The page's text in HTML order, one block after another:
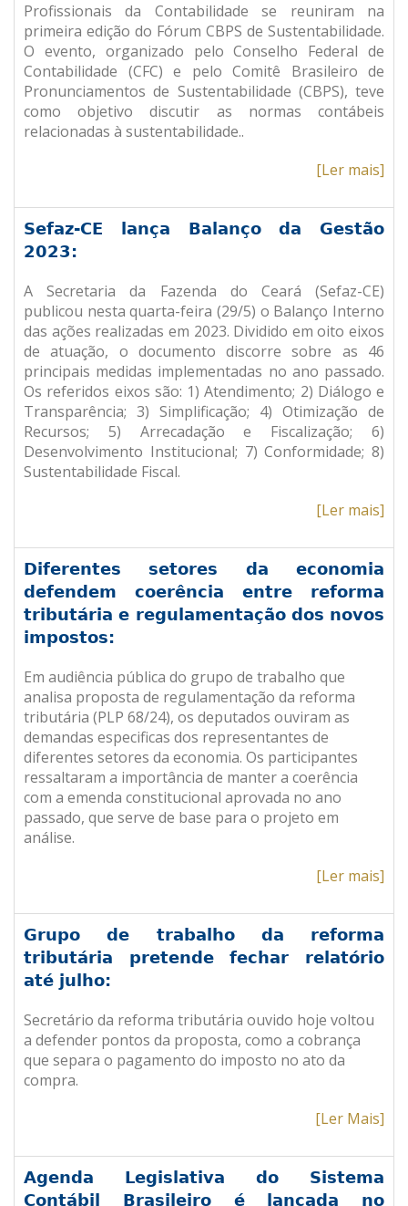
Profissionais da Contabilidade se reuniram na
primeira edição do Fórum CBPS de Sustentabilidade.
O evento, organizado pelo Conselho Federal de
Contabilidade (CFC) e pelo Comitê Brasileiro de
Pronunciamentos de Sustentabilidade (CBPS), teve
como objetivo discutir as normas contábeis
relacionadas à sustentabilidade..
[Ler mais]
Sefaz-CE lança Balanço da Gestão
2023:
A Secretaria da Fazenda do Ceará (Sefaz-CE)
publicou nesta quarta-feira (29/5) o Balanço Interno
das ações realizadas em 2023. Dividido em oito eixos
de atuação, o documento discorre sobre as 46
principais medidas implementadas no ano passado.
Os referidos eixos são: 1) Atendimento; 2) Diálogo e
Transparência; 3) Simplificação; 4) Otimização de
Recursos; 5) Arrecadação e Fiscalização; 6)
Desenvolvimento Institucional; 7) Conformidade; 8)
Sustentabilidade Fiscal.
[Ler mais]
Diferentes setores da economia
defendem coerência entre reforma
tributária e regulamentação dos novos
impostos:
Em audiência pública do grupo de trabalho que
analisa proposta de regulamentação da reforma
tributária (PLP 68/24), os deputados ouviram as
demandas especificas dos representantes de
diferentes setores da economia. Os participantes
ressaltaram a importância de manter a coerência
com a emenda constitucional aprovada no ano
passado, que serve de base para o projeto em
análise.
[Ler mais]
Grupo de trabalho da reforma
tributária pretende fechar relatório
até julho:
Secretário da reforma tributária ouvido hoje voltou
a defender pontos da proposta, como a cobrança
que separa o pagamento do imposto no ato da
compra.
[Ler Mais]
Agenda Legislativa do Sistema
Contábil Brasileiro é lançada no